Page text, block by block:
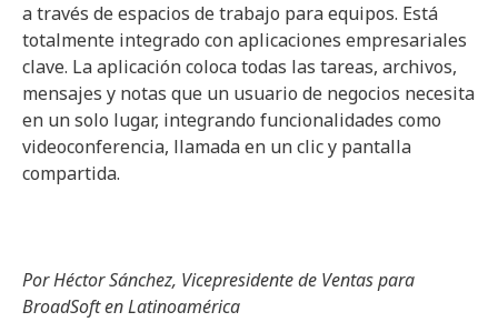
a través de espacios de trabajo para equipos. Está
totalmente integrado con aplicaciones empresariales
clave. La aplicación coloca todas las tareas, archivos,
mensajes y notas que un usuario de negocios necesita
en un solo lugar, integrando funcionalidades como
videoconferencia, llamada en un clic y pantalla
compartida.
Por Héctor Sánchez, Vicepresidente de Ventas para
BroadSoft en Latinoamérica